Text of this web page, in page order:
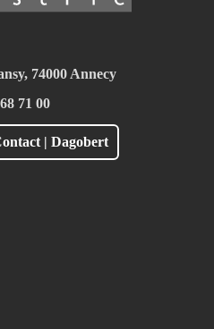
| Dagobert
74000 Annecy
71 00